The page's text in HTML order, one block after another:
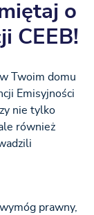
o
CEEB!
w Twoim domu
Emisyjności
nie tylko
również
prawny,